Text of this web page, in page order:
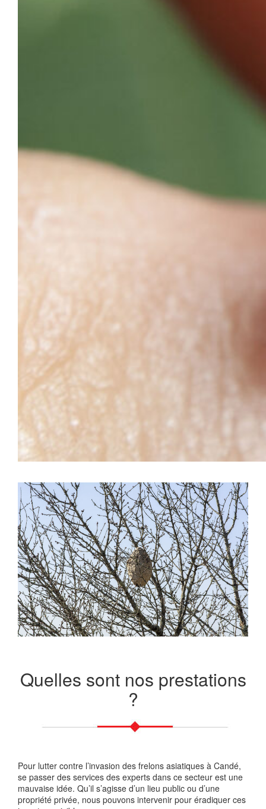
Quelles sont nos prestations
?
Pour lutter contre l’invasion des frelons asiatiques à Candé,
se passer des services des experts dans ce secteur est une
mauvaise idée. Qu’il s’agisse d’un lieu public ou d’une
propriété privée, nous pouvons intervenir pour éradiquer ces